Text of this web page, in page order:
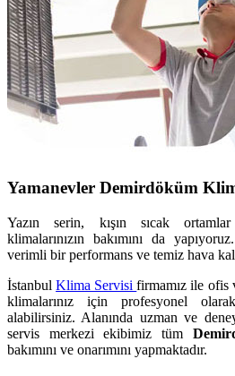
Yamanevler Demirdöküm
Yazın serin, kışın sıcak
klimalarınızın bakımını da
verimli bir performans ve temiz hava
İstanbulKlima Servisifirmamız ile
klimalarınız için profesyonel
alabilirsiniz. Alanında uzman ve
servis merkezi ekibimiz tüm
bakımını ve onarımını yapmaktadır.